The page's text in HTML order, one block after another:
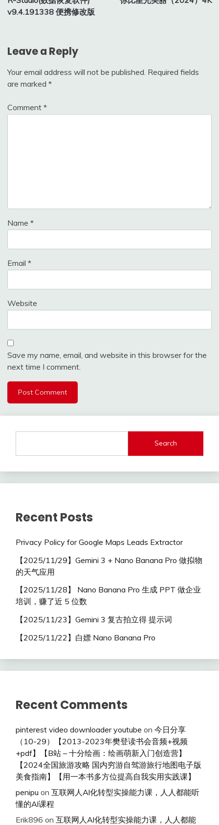
navigation
v9.4.191338 便携修改版
Leave a Reply
Your email address will not be published. Required fields
are marked *
Comment *
Name *
Email *
Website
Save my name, email, and website in this browser for the
next time I comment.
Search
Recent Posts
Privacy Policy for Google Maps Leads Extractor
【2025/11/29】Gemini 3 + Nano Banana Pro 做拟物
的天气应用
【2025/11/28】 Nano Banana Pro 生成 PPT 做企业
培训，赚了近 5 位数
【2025/11/23】Gemini 3 复古拍立得 提示词
【2025/11/22】白嫖 Nano Banana Pro
Recent Comments
pinterest video downloader youtube on 今日分享
（10-29）【2013-2023年樊登读书会音频+视频
+pdf】【B站 – 十分绘画：绘画萌新入门创造营】
【2024全国旅游攻略 国内穷游自驾游旅行地图电子版
美食指南】【用一本书多方位提高自我实用实践课】
penipu on 互联网人Al化转型实操能力课，人人都能听
懂的Al课程
Erik896 on 互联网人Al化转型实操能力课，人人都能